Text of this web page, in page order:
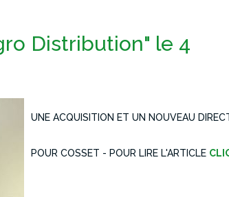
Distribution" le 4
UNE ACQUISITION ET UN NOUVEAU
POUR COSSET - POUR LIRE L'ARTICLE